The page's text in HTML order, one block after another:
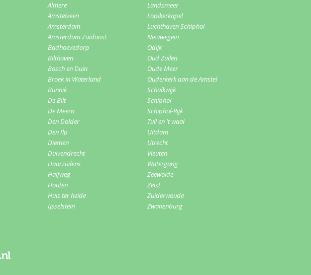
Almere
Amstelveen
Amsterdam
Amsterdam Zuidoost
Badhoevedorp
Bilthoven
Bosch en Duin
Broek in Waterland
Bunnik
De Bilt
De Meern
Den Dolder
Den Ilp
Diemen
Duivendrecht
Haarzuilens
Halfweg
Houten
Huis ter heide
IJsselstein
Landsmeer
Lopikerkapel
Luchthaven Schiphol
Nieuwegein
Odijk
Oud Zuilen
Oude Meer
Ouderkerk aan de Amstel
Schalkwijk
Schiphol
Schiphol-Rijk
Tull en 't waal
Uitdam
Utrecht
Vleuten
Watergang
Zeewolde
Zeist
Zuiderwoude
Zwanenburg